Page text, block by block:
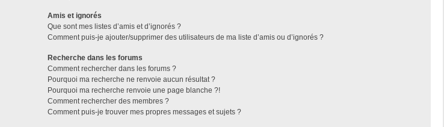
Amis et ignorés
Que sont mes listes d’amis et d’ignorés ?
Comment puis-je ajouter/supprimer des utilisateurs de ma liste d’amis ou d’ignorés ?
Recherche dans les forums
Comment rechercher dans les forums ?
Pourquoi ma recherche ne renvoie aucun résultat ?
Pourquoi ma recherche renvoie une page blanche ?!
Comment rechercher des membres ?
Comment puis-je trouver mes propres messages et sujets ?